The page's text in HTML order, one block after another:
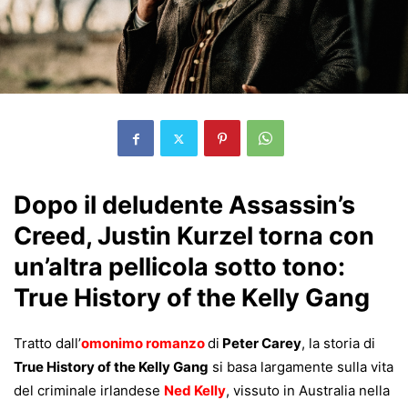
Dopo il deludente Assassin’s
Creed, Justin Kurzel torna con
un’altra pellicola sotto tono:
True History of the Kelly Gang
Tratto dall’omonimo romanzodi Peter Carey, la storia di
True History of the Kelly Gang si basa largamente sulla vita
del criminale irlandese Ned Kelly, vissuto in Australia nella